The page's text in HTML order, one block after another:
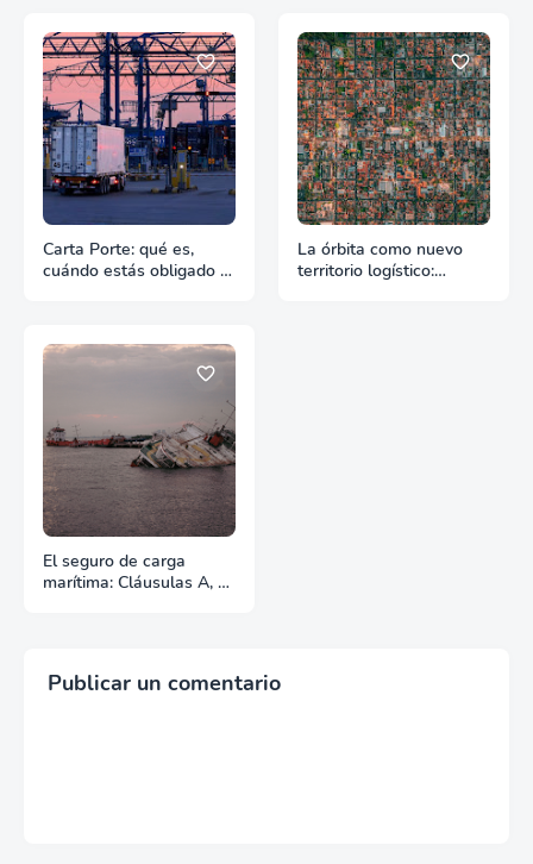
Carta Porte: qué es,
cuándo estás obligado y
La órbita como nuevo
territorio logístico:
El seguro de carga
marítima: Cláusulas A, B
Publicar un comentario